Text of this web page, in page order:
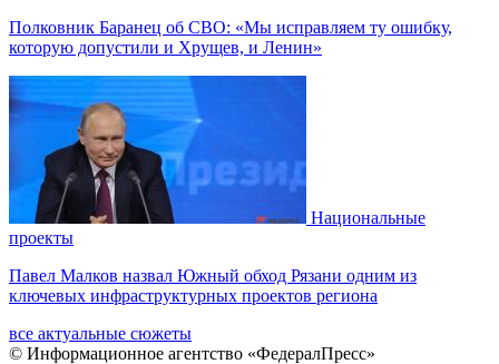
Полковник Баранец об СВО: «Мы исправляем ту ошибку,
которую допустили и Хрущев, и Ленин»
Национальные
проекты
Павел Малков назвал Южный обход Рязани одним из
ключевых инфраструктурных проектов региона
все актуальные сюжеты
© Информационное агентство «ФедералПресс»